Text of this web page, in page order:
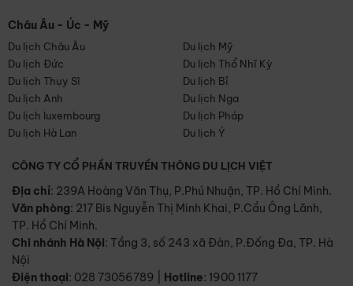
Châu Âu - Úc - Mỹ
Du lịch Châu Âu
Du lịch Mỹ
Du lịch Đức
Du lịch Thổ Nhĩ Kỳ
Du lịch Thụy Sĩ
Du lịch Bỉ
Du lịch Anh
Du lịch Nga
Du lịch luxembourg
Du lịch Pháp
Du lịch Hà Lan
Du lịch Ý
CÔNG TY CỔ PHẦN TRUYỀN THÔNG DU LỊCH VIỆT
Địa chỉ: 239A Hoàng Văn Thụ, P.Phú Nhuận, TP. Hồ Chí Minh.
Văn phòng: 217 Bis Nguyễn Thị Minh Khai, P.Cầu Ông Lãnh,
TP. Hồ Chí Minh.
Chi nhánh Hà Nội: Tầng 3, số 243 xã Đàn, P.Đống Đa, TP. Hà
Nội
Điện thoại: 028 73056789 Hotline: 1900 1177